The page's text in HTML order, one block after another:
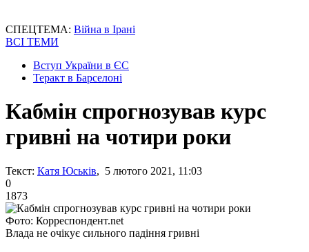
СПЕЦТЕМА: Війна в Ірані
ВСІ ТЕМИ
Вступ України в ЄС
Теракт в Барселоні
Кабмін спрогнозував курс
гривні на чотири роки
Текст: Катя Юськів, 5 лютого 2021, 11:03
0
1873
Фото: Корреспондент.net
Влада не очікує сильного падіння гривні